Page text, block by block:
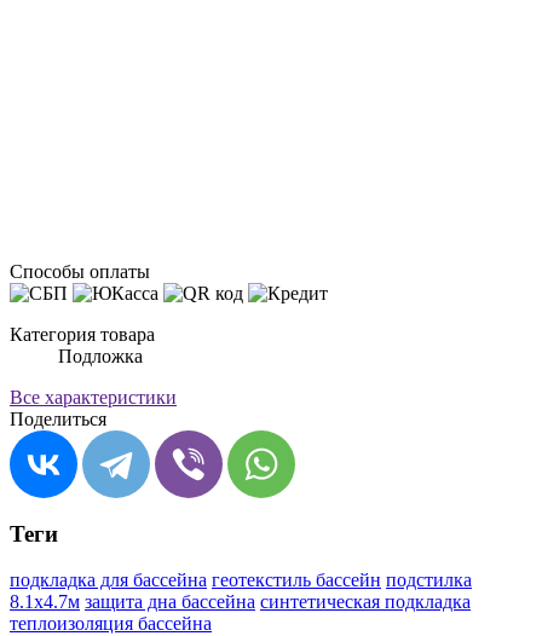
Способы оплаты
Категория товара
Подложка
Все характеристики
Поделиться
Теги
подкладка для бассейна геотекстиль бассейн подстилка
8.1х4.7м защита дна бассейна синтетическая подкладка
теплоизоляция бассейна